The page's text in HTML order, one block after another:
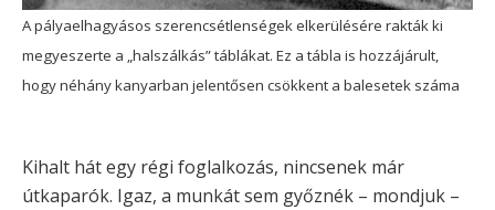
A pályaelhagyásos szerencsétlenségek elkerülésére rakták ki
megyeszerte a „halszálkás” táblákat. Ez a tábla is hozzájárult,
hogy néhány kanyarban jelentősen csökkent a balesetek száma
Kihalt hát egy régi foglalkozás, nincsenek már
útkaparók. Igaz, a munkát sem győznék – mondjuk –